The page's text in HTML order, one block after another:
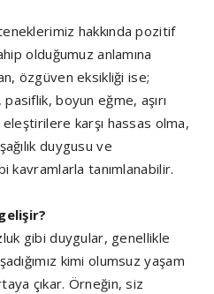
hakkında pozitif
olduğumuz anlamına
özgüven eksikliği ise;
boyun eğme, aşırı
karşı hassas olma,
duygusu ve
kavramlarla tanımlanabilir.
gibi duygular, genellikle
kimi olumsuz yaşam
çıkar. Örneğin, siz